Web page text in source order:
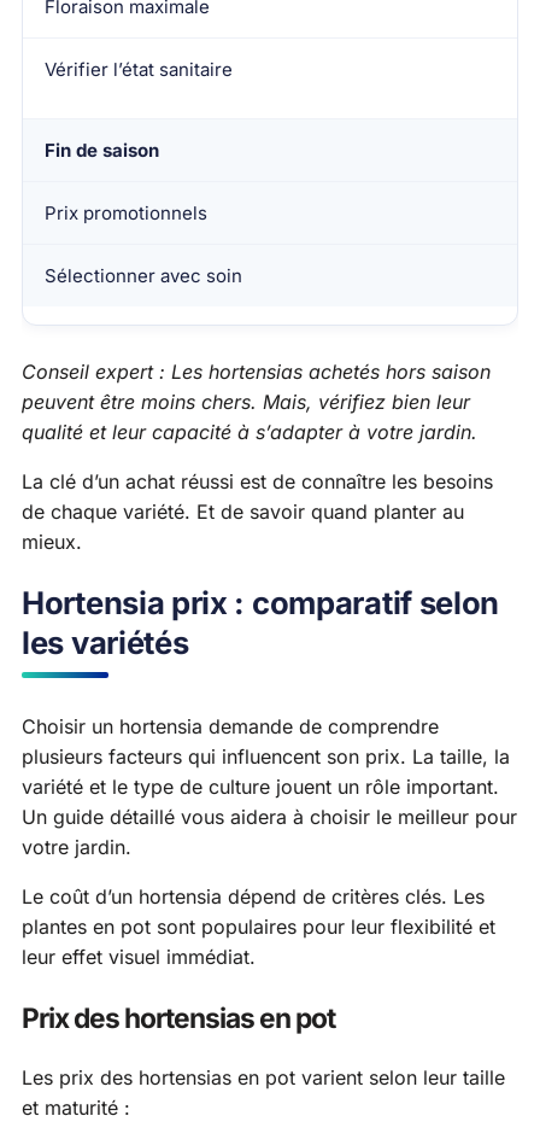
Floraison maximale
Vérifier l’état sanitaire
Fin de saison
Prix promotionnels
Sélectionner avec soin
Conseil expert : Les hortensias achetés hors saison
peuvent être moins chers. Mais, vérifiez bien leur
qualité et leur capacité à s’adapter à votre jardin.
La clé d’un achat réussi est de connaître les besoins
de chaque variété. Et de savoir quand planter au
mieux.
Hortensia prix : comparatif selon
les variétés
Choisir un hortensia demande de comprendre
plusieurs facteurs qui influencent son prix. La taille, la
variété et le type de culture jouent un rôle important.
Un guide détaillé vous aidera à choisir le meilleur pour
votre jardin.
Le coût d’un hortensia dépend de critères clés. Les
plantes en pot sont populaires pour leur flexibilité et
leur effet visuel immédiat.
Prix des hortensias en pot
Les prix des hortensias en pot varient selon leur taille
et maturité :